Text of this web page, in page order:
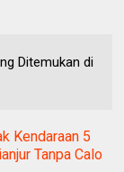
Ditemukan di
Kendaraan 5
Tanpa Calo